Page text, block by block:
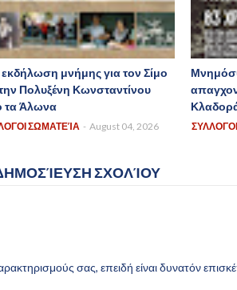
μνήμης για τον Σίμο
Πολυξένη Κωνσταντίνου
τα Άλωνα
ΣΩΜΑΤΕΊΑ - August 04, 2026
ΣΧΟΛΊΟΥ
σας, επειδή είναι δυνατόν